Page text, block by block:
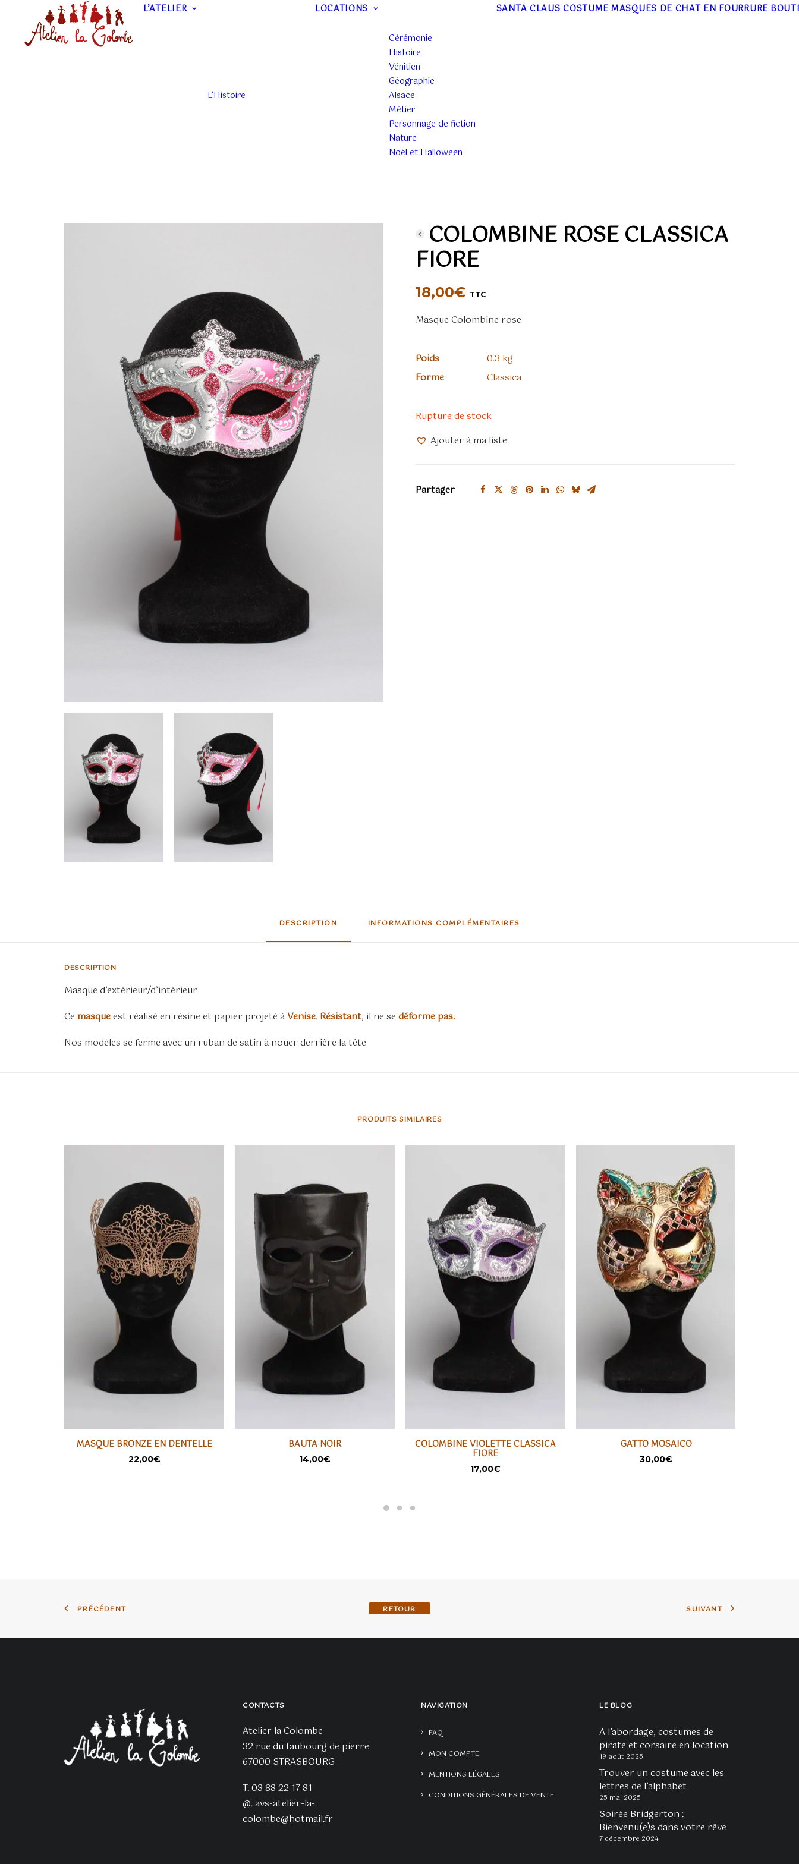
L’ATELIER
L’Histoire
LOCATIONS
Cérémonie
Histoire
Vénitien
Géographie
Alsace
Métier
Personnage de fiction
Nature
Noël et Halloween
SANTA CLAUS COSTUME MASQUES DE CHAT EN FOURRURE
COLOMBINE ROSE CLASSICA
FIORE
18,00€ TTC
Masque Colombine rose
Poids
0.3 kg
Forme
Classica
Rupture de stock
Ajouter à ma liste
Partager
DESCRIPTION INFORMATIONS COMPLÉMENTAIRES
DESCRIPTION
Masque d’extérieur/d’intérieur
Ce masqueest réalisé en résine et papier projeté à Venise. Résistant, il ne se déforme pas.
Nos modèles se ferme avec un ruban de satin à nouer derrière la tête
PRODUITS SIMILAIRES
MASQUE BRONZE EN DENTELLE
22,00€
BAUTA NOIR
14,00€
AJOUTER
COLOMBINE VIOLETTE CLASSICA
FIORE
17,00€
GATTO MOSAICO
30,00€
PRÉCÉDENT BACK TO SHOP SUIVANT
CONTACTS
Atelier la Colombe
32 rue du faubourg de pierre
67000 STRASBOURG
T. 03 88 22 17 81
@.avs-atelier-la-
colombe@hotmail.fr
NAVIGATION
FAQ
MON COMPTE
MENTIONS LÉGALES
CONDITIONS GÉNÉRALES DE VENTE
LE BLOG
A l’abordage, costumes de
pirate et corsaire en location
19 août 2025
Trouver un costume avec les
lettres de l’alphabet
25 mai 2025
Soirée Bridgerton :
Bienvenu(e)s dans votre rêve
7 décembre 2024